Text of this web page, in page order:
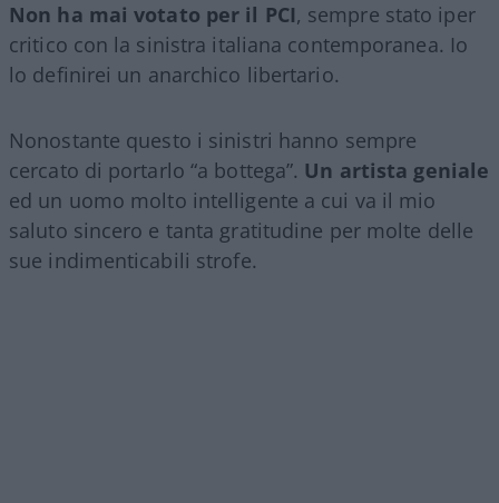
Non ha mai votato per il PCI, sempre stato iper
critico con la sinistra italiana contemporanea. Io
lo definirei un anarchico libertario.
Nonostante questo i sinistri hanno sempre
cercato di portarlo “a bottega”. Un artista geniale
ed un uomo molto intelligente a cui va il mio
saluto sincero e tanta gratitudine per molte delle
sue indimenticabili strofe.